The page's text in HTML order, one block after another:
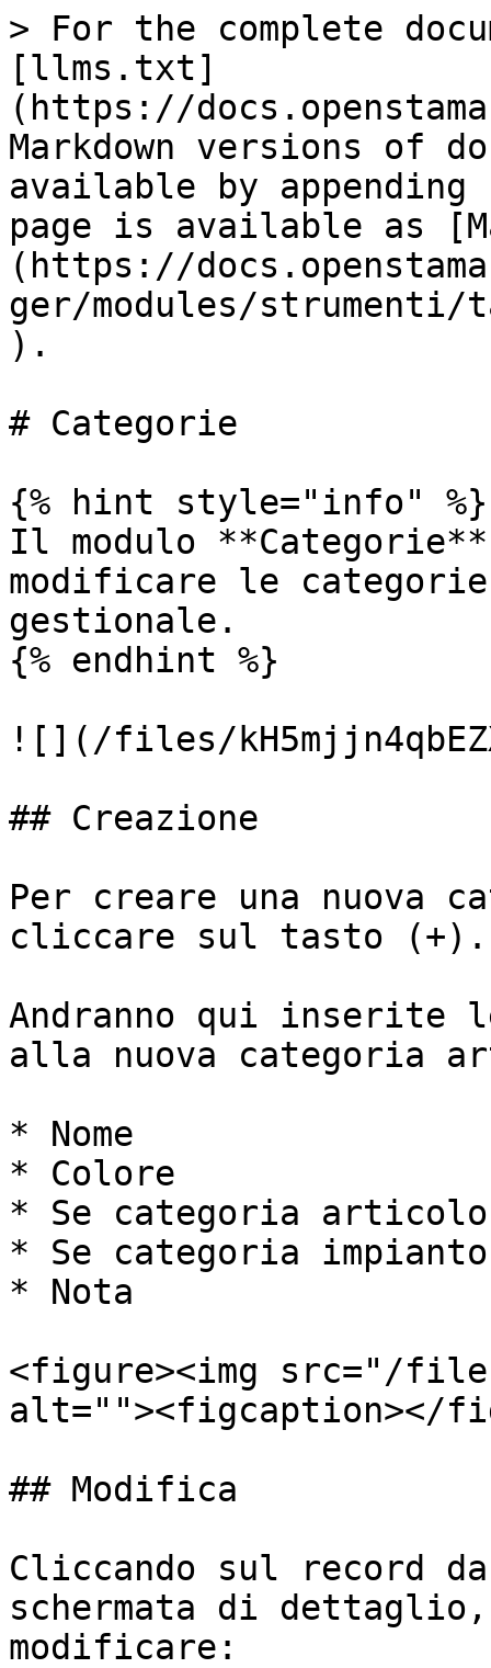
> For the complete
[llms.txt]
(https://
Markdown versions of
available by
page is available as
(https://
ger/modules/
).
# Categorie
{% hint style="info" %}
Il modulo
modificare le
gestionale.
{% endhint %}
![](/files/
## Creazione
Per creare una nuova
cliccare sul tasto (+).
Andranno qui inserite
alla nuova categoria
* Nome
* Colore
* Se categoria articolo
* Se categoria impianto
* Nota
<figure><img src="/files/
alt=""><figcaption></
## Modifica
Cliccando sul record
schermata di
modificare: